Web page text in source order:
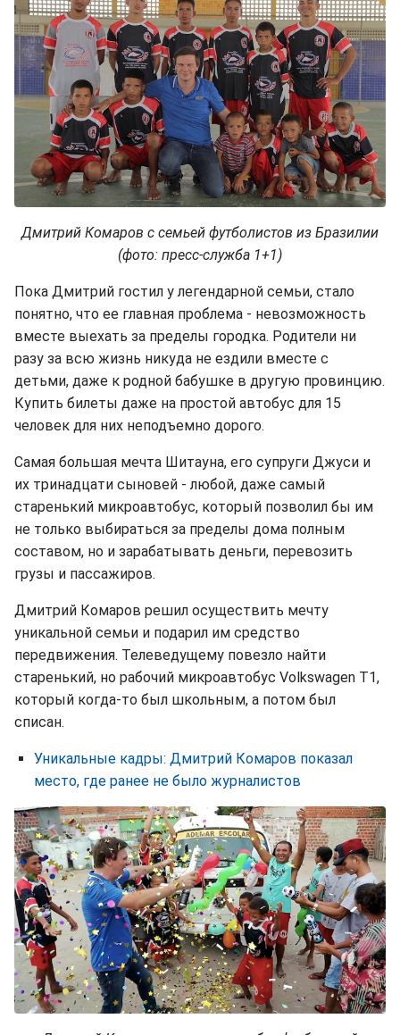
Дмитрий Комаров с семьей футболистов из Бразилии
(фото: пресс-служба 1+1)
Пока Дмитрий гостил у легендарной семьи, стало
понятно, что ее главная проблема - невозможность
вместе выехать за пределы городка. Родители ни
разу за всю жизнь никуда не ездили вместе с
детьми, даже к родной бабушке в другую провинцию.
Купить билеты даже на простой автобус для 15
человек для них неподъемно дорого.
Самая большая мечта Шитауна, его супруги Джуси и
их тринадцати сыновей - любой, даже самый
старенький микроавтобус, который позволил бы им
не только выбираться за пределы дома полным
составом, но и зарабатывать деньги, перевозить
грузы и пассажиров.
Дмитрий Комаров решил осуществить мечту
уникальной семьи и подарил им средство
передвижения. Телеведущему повезло найти
старенький, но рабочий микроавтобус Volkswagen T1,
который когда-то был школьным, а потом был
списан.
Уникальные кадры: Дмитрий Комаров показал
место, где ранее не было журналистов